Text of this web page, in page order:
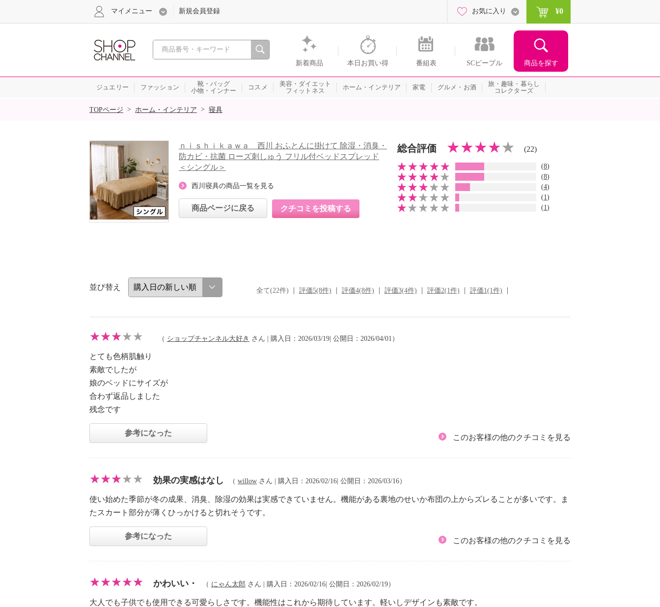
心おどる、瞬間を。通販・テレビショッピングのショップチャンネル
新着商品 本日お買い得 番組表 SCピープル 商品を探す
マイメニュー 新規会員登録 お気に入り ¥0
ジュエリー ファッション
靴・バッグ
小物・インナー
コスメ
美容・ダイエット
フィットネス
ホーム・インテリア 家電 グルメ・お酒
旅・趣味・暮らし
コレクターズ
SALE
TOPページ > ホーム・インテリア > 寝具
ｎｉｓｈｉｋａｗａ 西川 おふとんに掛けて 除湿・消臭・
防カビ・抗菌 ローズ刺しゅう フリル付ベッドスプレッド
＜シングル＞
西川寝具の商品一覧を見る
商品ページに戻る クチコミを投稿する
総合評価 (22)
(8)
(8)
(4)
(1 )
(1 )
並び替え 全て(22件) 評価5(8件) 評価4(8件) 評価3(4件) 評価2(1件) 評価1(1件)
（ ショップチャンネル大好き さん | 購入日：2026/03/19| 公開日：2026/04/01）
とても色柄肌触り
素敵でしたが
娘のベッドにサイズが
合わず返品しました
残念です
参考になった
このお客様の他のクチコミを見る
効果の実感はなし （ willow さん | 購入日：2026/02/16| 公開日：2026/03/16）
使い始めた季節が冬の成果、消臭、除湿の効果は実感できていません。機能がある裏地のせいか布団の上からズレることが多いです。ま
たスカート部分が薄くひっかけると切れそうです。
参考になった
このお客様の他のクチコミを見る
かわいい・ （ にゃん太郎 さん | 購入日：2026/02/16| 公開日：2026/02/19）
大人でも子供でも使用できる可愛らしさです。機能性はこれから期待しています。軽いしデザインも素敵です。